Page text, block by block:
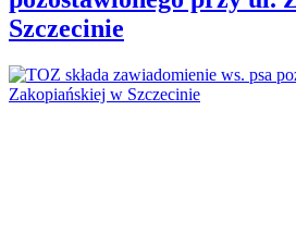
Szczecinie